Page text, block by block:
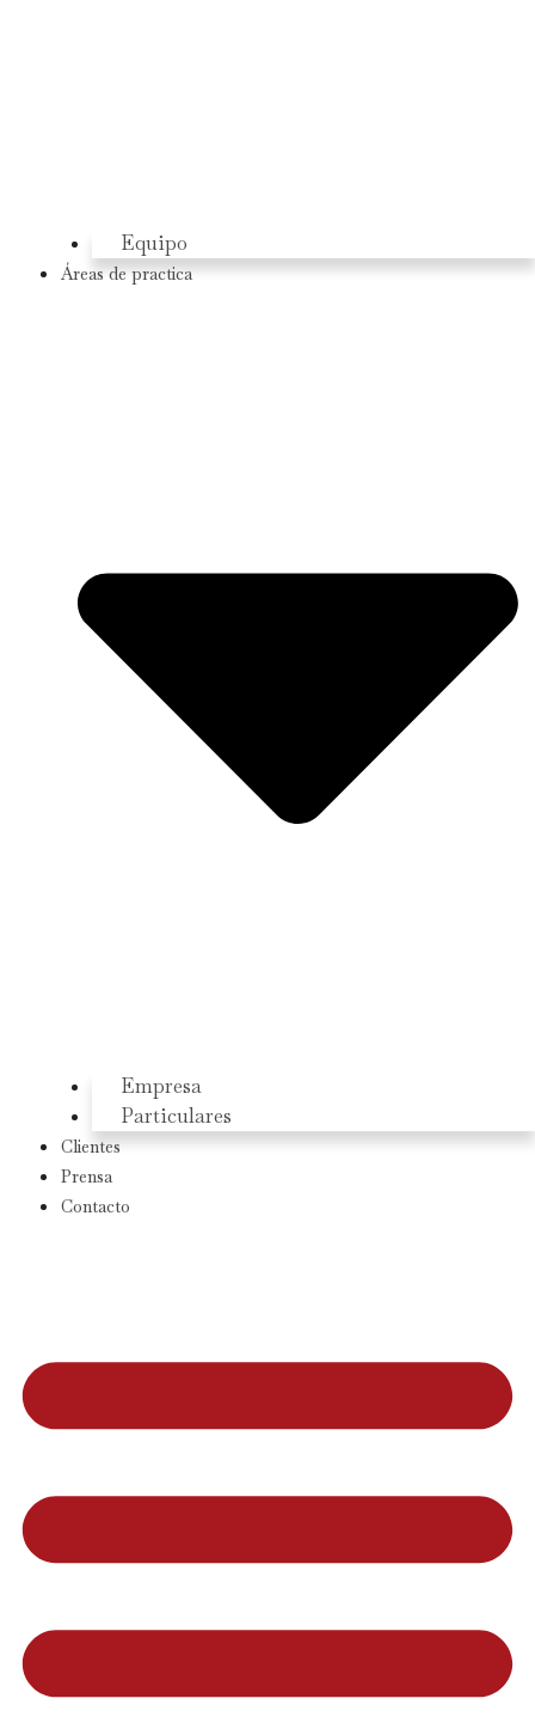
Equipo
Áreas de practica
Empresa
Particulares
Clientes
Prensa
Contacto